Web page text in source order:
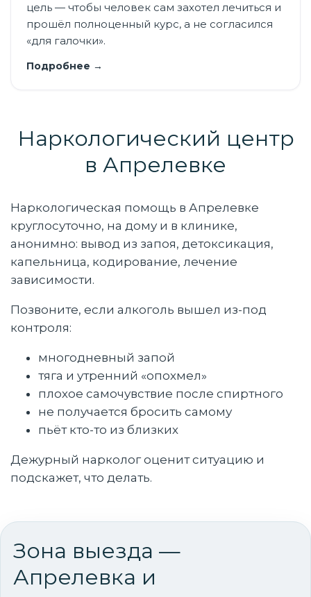
цель — чтобы человек сам захотел лечиться и
прошёл полноценный курс, а не согласился
«для галочки».
Подробнее →
Наркологический центр
в Апрелевке
Наркологическая помощь в Апрелевке
круглосуточно, на дому и в клинике,
анонимно: вывод из запоя, детоксикация,
капельница, кодирование, лечение
зависимости.
Позвоните, если алкоголь вышел из-под
контроля:
многодневный запой
тяга и утренний «опохмел»
плохое самочувствие после спиртного
не получается бросить самому
пьёт кто-то из близких
Дежурный нарколог оценит ситуацию и
подскажет, что делать.
Зона выезда —
Апрелевка и